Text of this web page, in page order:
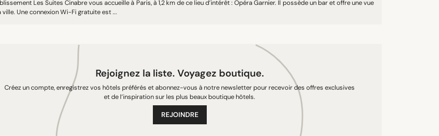
Les Suites Cinabre vous accueille à Paris, à 1,2 km de ce lieu d’intérêt : Opéra Garnier. Il possède un bar et offre une vue
ville. Une connexion Wi-Fi gratuite est ...
Rejoignez la liste. Voyagez boutique.
Créez un compte, enregistrez vos hôtels préférés et abonnez-vous à notre newsletter pour recevoir des offres exclusives
et de l’inspiration sur les plus beaux boutique hôtels.
REJOINDRE